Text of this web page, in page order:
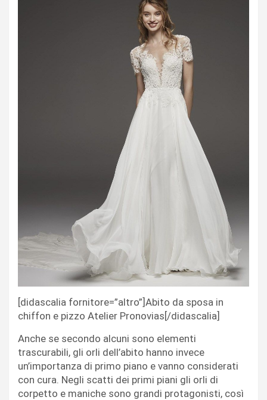
[didascalia fornitore=”altro”]Abito da sposa in
chiffon e pizzo Atelier Pronovias[/didascalia]
Anche se secondo alcuni sono elementi
trascurabili, gli orli dell’abito hanno invece
un’importanza di primo piano e vanno considerati
con cura. Negli scatti dei primi piani gli orli di
corpetto e maniche sono grandi protagonisti, così